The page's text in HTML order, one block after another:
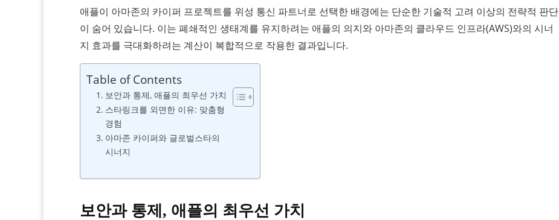
애플이 아마존의 카이퍼 프로젝트를 위성 통신 파트너로 선택한 배경에는 단순한 기술적 고려 이상의 전략적 판단
이 숨어 있습니다. 이는 폐쇄적인 생태계를 유지하려는 애플의 의지와 아마존의 클라우드 인프라(AWS)와의 시너
지 효과를 극대화하려는 계산이 복합적으로 작용한 결과입니다.
Table of Contents
보안과 통제, 애플의 최우선 가치
스타링크를 외면한 이유: 맞춤형
경험
아마존 카이퍼와 글로벌스타의
시너지
보안과 통제, 애플의 최우선 가치